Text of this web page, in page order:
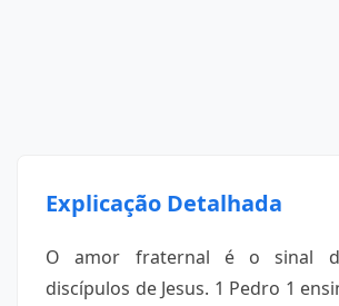
Explicação Detalhada
O amor fraternal é o sinal
discípulos de Jesus. 1 Pedro 1